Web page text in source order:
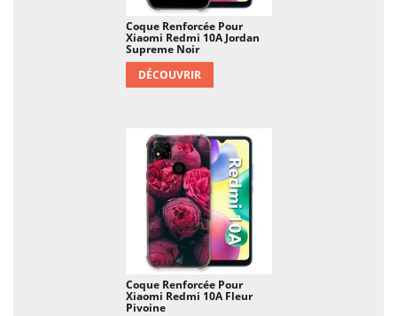
Coque Renforcée Pour
Xiaomi Redmi 10A Jordan
Supreme Noir
DÉCOUVRIR
Coque Renforcée Pour
Xiaomi Redmi 10A Fleur
Pivoine